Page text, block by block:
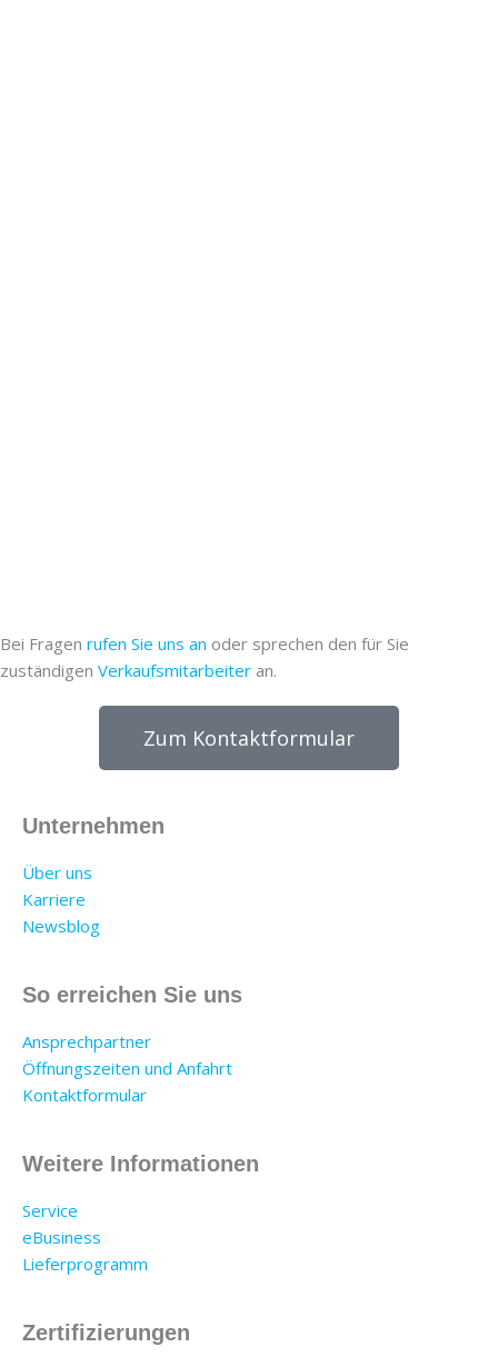
Bei Fragen rufen Sie uns an oder sprechen den für Sie
zuständigen Verkaufsmitarbeiter an.
Zum Kontaktformular
Unternehmen
Über uns
Karriere
Newsblog
So erreichen Sie uns
Ansprechpartner
Öffnungszeiten und Anfahrt
Kontaktformular
Weitere Informationen
Service
eBusiness
Lieferprogramm
Zertifizierungen